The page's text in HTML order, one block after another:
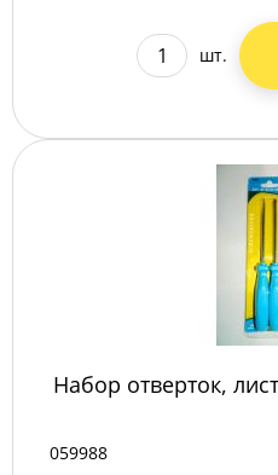
шт.
Набор отверток,
059988